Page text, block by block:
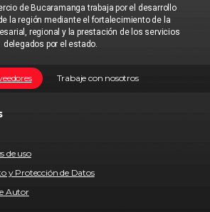
de Bucaramanga trabaja por el desarrollo
la región mediante el fortalecimiento de la
regional y la prestación de los servicios
delegados por el estado.
Trabaje con nosotros
de uso
y Protección de Datos
Autor